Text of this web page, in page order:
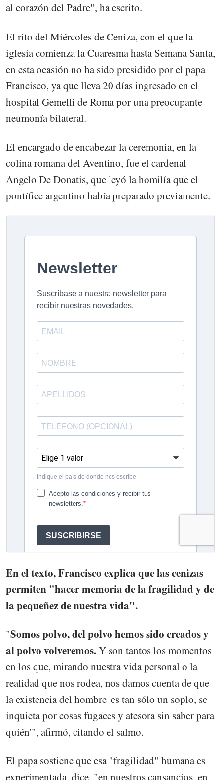
al corazón del Padre", ha escrito.
El rito del Miércoles de Ceniza, con el que la
iglesia comienza la Cuaresma hasta Semana Santa,
en esta ocasión no ha sido presidido por el papa
Francisco, ya que lleva 20 días ingresado en el
hospital Gemelli de Roma por una preocupante
neumonía bilateral.
El encargado de encabezar la ceremonia, en la
colina romana del Aventino, fue el cardenal
Angelo De Donatis, que leyó la homilía que el
pontífice argentino había preparado previamente.
En el texto, Francisco explica que las cenizas
permiten "hacer memoria de la fragilidad y de
la pequeñez de nuestra vida".
"Somos polvo, del polvo hemos sido creados y
al polvo volveremos.Y son tantos los momentos
en los que, mirando nuestra vida personal o la
realidad que nos rodea, nos damos cuenta de que
la existencia del hombre 'es tan sólo un soplo, se
inquieta por cosas fugaces y atesora sin saber para
quién'", afirmó, citando el salmo.
El papa sostiene que esa "fragilidad" humana es
experimentada, dice, "en nuestros cansancios, en